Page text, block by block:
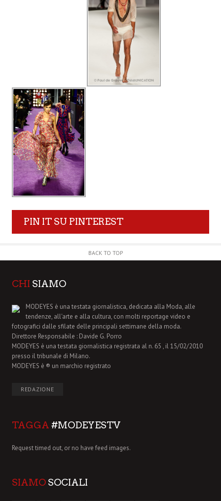
PIN IT SU PINTEREST
BACK TO TOP
CHI SIAMO
MODEYES è una testata giornalistica, dedicata alla Moda, alle
tendenze, all'arte e alla cultura, con molti reportage video e
fotografici dalle sfilate delle principali settimane della moda.
Direttore Responsabile : Davide G. Porro
MODEYES è una testata giornalistica registrata al n. 65 , il 15/02/2010
presso il tribunale di Milano.
MODEYES è ® un marchio registrato
REDAZIONE
TAGGA #MODEYESTV
Request timed out, or no have feed images.
SIAMO SOCIALI